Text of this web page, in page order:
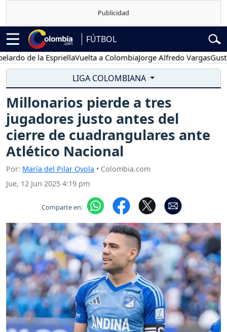
FÚTBOL
de la EspriellaVuelta a ColombiaJorge Alfredo VargasGustavo
LIGA COLOMBIANA
Millonarios pierde a tres
jugadores justo antes del
cierre de cuadrangulares ante
Atlético Nacional
Por: María del Pilar Oyola • Colombia.com
Jue, 12 Jun 2025 4:19 pm
Comparte en: